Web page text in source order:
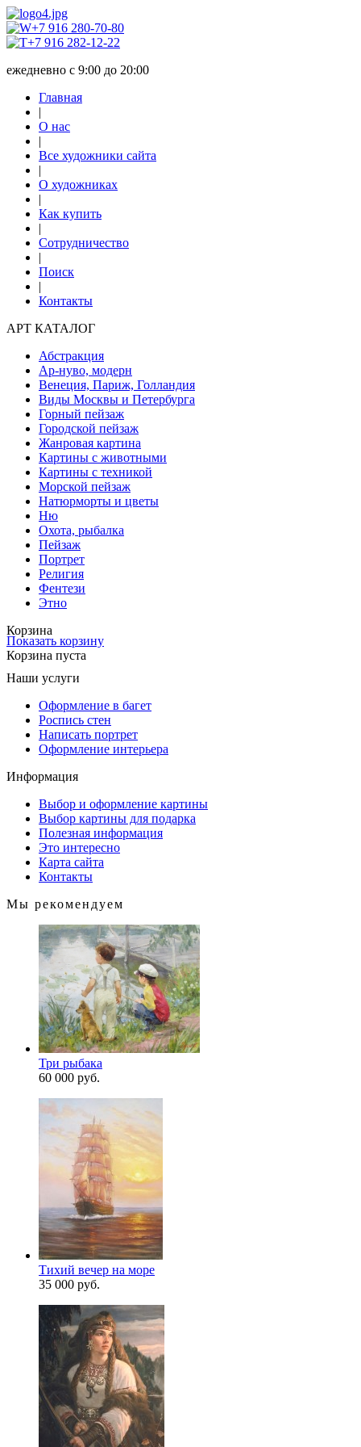
+7 916 280-70-80
+7 916 282-12-22
ежедневно с 9:00 до 20:00
Главная
|
О нас
|
Все художники сайта
|
О художниках
|
Как купить
|
Сотрудничество
|
Поиск
|
Контакты
АРТ КАТАЛОГ
Абстракция
Ар-нуво, модерн
Венеция, Париж, Голландия
Виды Москвы и Петербурга
Горный пейзаж
Городской пейзаж
Жанровая картина
Картины с животными
Картины с техникой
Морской пейзаж
Натюрморты и цветы
Ню
Охота, рыбалка
Пейзаж
Портрет
Религия
Фентези
Этно
Корзина
Показать корзину
Корзина пуста
Наши услуги
Оформление в багет
Роспись стен
Написать портрет
Оформление интерьера
Информация
Выбор и оформление картины
Выбор картины для подарка
Полезная информация
Это интересно
Карта сайта
Контакты
Мы рекомендуем
Три рыбака
60 000 руб.
Тихий вечер на море
35 000 руб.